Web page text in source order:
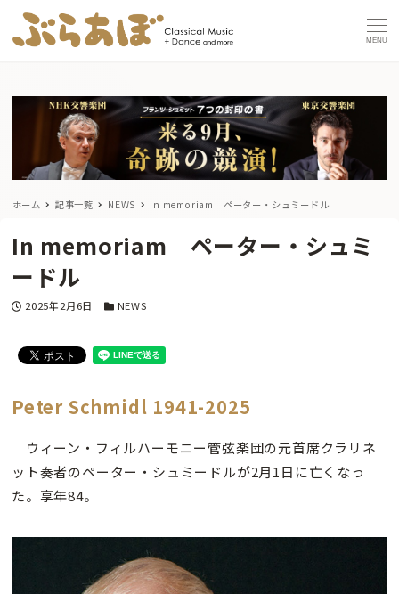
MENU
ホーム 記事一覧 NEWS In memoriam ペーター・シュミードル
In memoriam ペーター・シュミ
ードル
投稿日
2025年2月6日 カテゴリー
NEWS
Peter Schmidl 1941-2025
ウィーン・フィルハーモニー管弦楽団の元首席クラリネ
ット奏者のペーター・シュミードルが2月1日に亡くなっ
た。享年84。